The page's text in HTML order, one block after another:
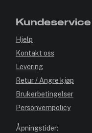
Kundeservice
Hjelp
Kontakt oss
Levering
Retur / Angre kjøp
Brukerbetingelser
Personvernpolicy
Åpningstider: